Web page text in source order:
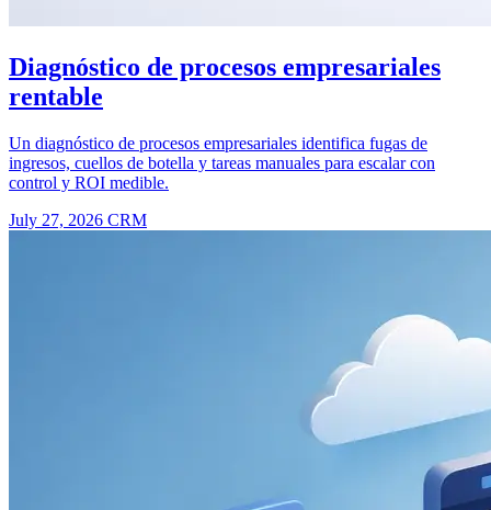
Diagnóstico de procesos empresariales
rentable
Un diagnóstico de procesos empresariales identifica fugas de
ingresos, cuellos de botella y tareas manuales para escalar con
control y ROI medible.
July 27, 2026 CRM